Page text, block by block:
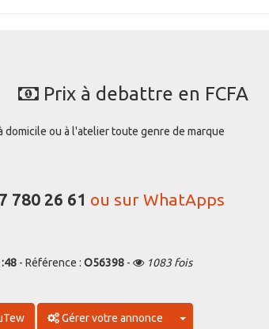
Prix à debattre en FCFA
ou à l'atelier toute genre de marque
780 26 61 ou sur WhatApps
- Référence : O56398 - 1083 fois
Gérer votre annonce Toggle Dropdown